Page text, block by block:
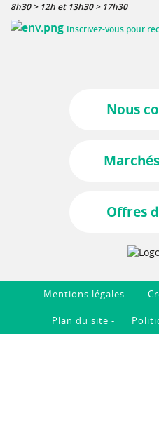
8h30 > 12h et 13h30 > 17h30
Inscrivez-vous pour
Nous
Offres
Mentions légales
Plan du site